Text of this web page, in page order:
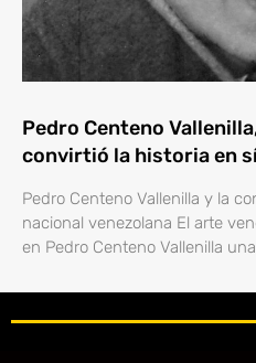
Pedro Centeno
convirtió la historia en
Pedro Centeno Vallenilla y la
nacional venezolana El arte
en Pedro Centeno Vallenilla